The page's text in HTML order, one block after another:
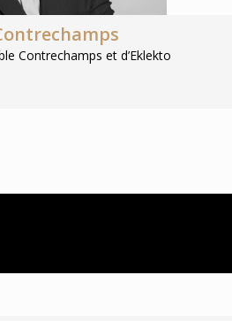
Contrechamps et d’Eklekto